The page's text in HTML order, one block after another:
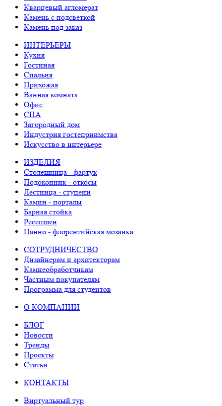
Кварцевый агломерат
Камень с подсветкой
Камень под заказ
ИНТЕРЬЕРЫ
Кухня
Гостиная
Спальня
Прихожая
Ванная комната
Офис
СПА
Загородный дом
Индустрия гостеприимства
Искусство в интерьере
ИЗДЕЛИЯ
Столешница - фартук
Подоконник - откосы
Лестница - ступени
Камин - порталы
Барная стойка
Ресепшен
Панно - флорентийская мозаика
СОТРУДНИЧЕСТВО
Дизайнерам и архитекторам
Камнеобработчикам
Частным покупателям
Программа для студентов
О КОМПАНИИ
БЛОГ
Новости
Тренды
Проекты
Статьи
КОНТАКТЫ
Виртуальный тур